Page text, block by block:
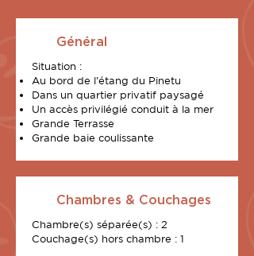
Général
Situation :
Au bord de l’étang du Pinetu
Dans un quartier privatif paysagé
Un accès privilégié conduit à la mer
Grande Terrasse
Grande baie coulissante
Chambres & Couchages
Chambre(s) séparée(s) : 2
Couchage(s) hors chambre : 1